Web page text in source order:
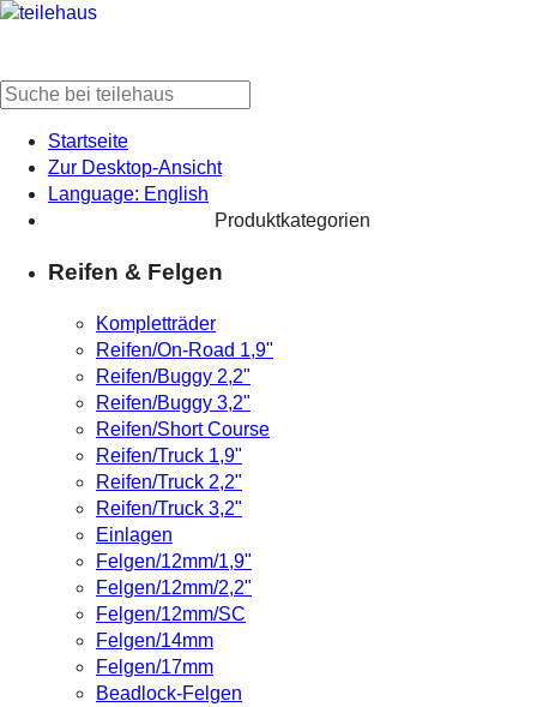
Startseite
Zur Desktop-Ansicht
Language: English
Produktkategorien
Reifen & Felgen
Kompletträder
Reifen/On-Road 1,9"
Reifen/Buggy 2,2"
Reifen/Buggy 3,2"
Reifen/Short Course
Reifen/Truck 1,9"
Reifen/Truck 2,2"
Reifen/Truck 3,2"
Einlagen
Felgen/12mm/1,9"
Felgen/12mm/2,2"
Felgen/12mm/SC
Felgen/14mm
Felgen/17mm
Beadlock-Felgen